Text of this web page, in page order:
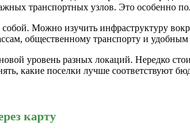
транспортных узлов. Это особенно
собой. Можно изучить инфраструктуру
общественному транспорту и
уровень разных локаций. Нередко
какие поселки лучше соответствуют
карту